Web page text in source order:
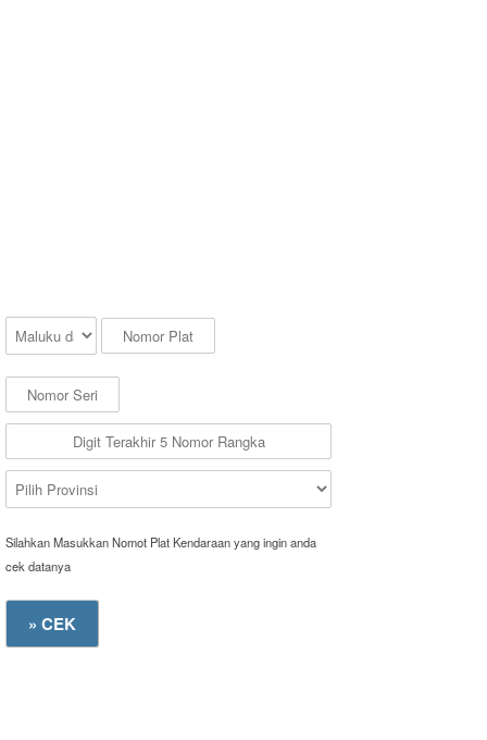
Silahkan Masukkan Nomot Plat Kendaraan yang ingin anda
cek datanya